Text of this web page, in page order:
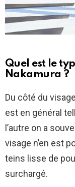
Quel est le
Nakamura ?
Du côté du
est en général
l’autre on a
visage n’en est
teins lisse de
surchargé.